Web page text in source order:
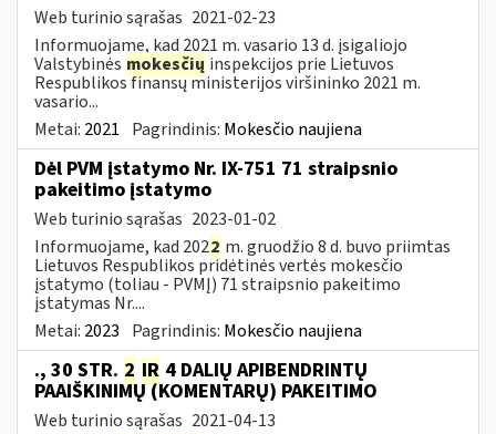
Web turinio sąrašas 2021-02-23
Informuojame, kad 2021 m. vasario 13 d. įsigaliojo
Valstybinės mokesčių inspekcijos prie Lietuvos
Respublikos finansų ministerijos viršininko 2021 m.
vasario...
Metai: 2021 Pagrindinis: Mokesčio naujiena
Dėl PVM įstatymo Nr. IX-751 71 straipsnio
pakeitimo įstatymo
Web turinio sąrašas 2023-01-02
Informuojame, kad 2022 m. gruodžio 8 d. buvo priimtas
Lietuvos Respublikos pridėtinės vertės mokesčio
įstatymo (toliau ­- PVMĮ) 71 straipsnio pakeitimo
įstatymas Nr....
Metai: 2023 Pagrindinis: Mokesčio naujiena
., 30 STR. 2 IR 4 DALIŲ APIBENDRINTŲ
PAAIŠKINIMŲ (KOMENTARŲ) PAKEITIMO
Web turinio sąrašas 2021-04-13